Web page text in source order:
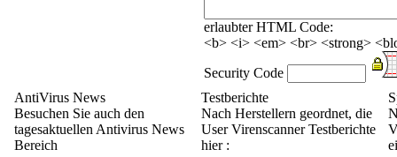
erlaubter HTML Code:
<b> <i> <em> <br> <strong>
Security Code
AntiVirus News
Besuchen Sie auch den
tagesaktuellen Antivirus News
Bereich
Testberichte
Nach Herstellern geordnet, die
User Virenscanner Testberichte
hier :